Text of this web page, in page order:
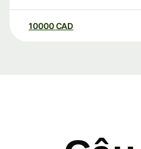
10000 CAD